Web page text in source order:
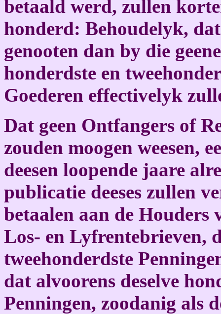
betaald werd, zullen
honderd: Behoudelyk,
genooten dan by die
honderdste en
Goederen effectivelyk
Dat geen Ontfangers of
zouden moogen weesen,
deesen loopende jaare
publicatie deeses zullen
betaalen aan de Houders
Los- en Lyfrentebrieven,
tweehonderdste
dat alvoorens deselve
Penningen, zoodanig als